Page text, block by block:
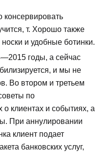
консервировать
т. Хорошо также
и удобные ботинки.
годы, а сейчас
и мы не
Во втором и третьем
по
клиентах и событиях, а
При аннулировании
клиент подает
банковских услуг,